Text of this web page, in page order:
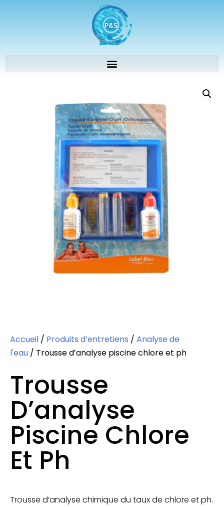
Accueil / Produits d’entretiens / Analyse de
l'eau / Trousse d’analyse piscine chlore et ph
Trousse
D’analyse
Piscine Chlore
Et Ph
Trousse d’analyse chimique du taux de chlore et ph.